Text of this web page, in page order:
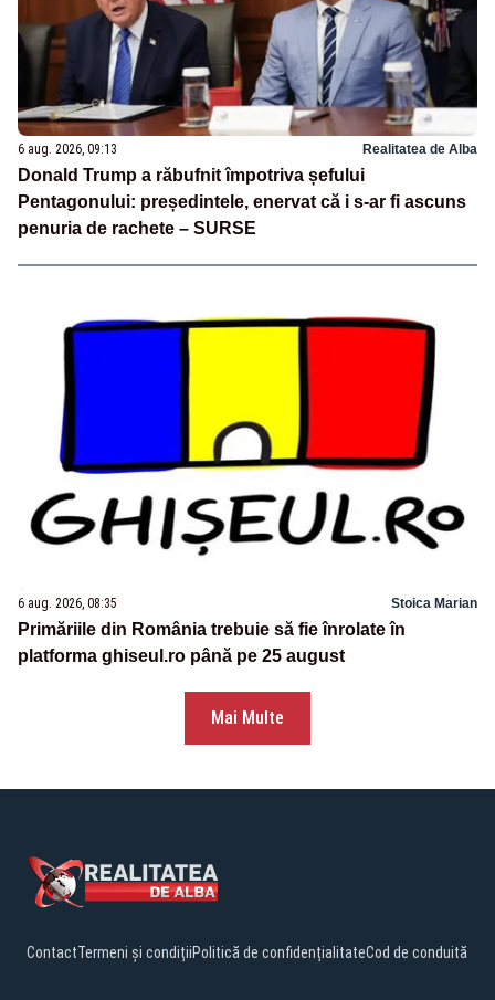
6 aug. 2026, 09:13 Realitatea de Alba
Donald Trump a răbufnit împotriva șefului
Pentagonului: președintele, enervat că i s-ar fi ascuns
penuria de rachete – SURSE
6 aug. 2026, 08:35 Stoica Marian
Primăriile din România trebuie să fie înrolate în
platforma ghiseul.ro până pe 25 august
Mai Multe
ContactTermeni și condițiiPolitică de confidențialitateCod de conduită